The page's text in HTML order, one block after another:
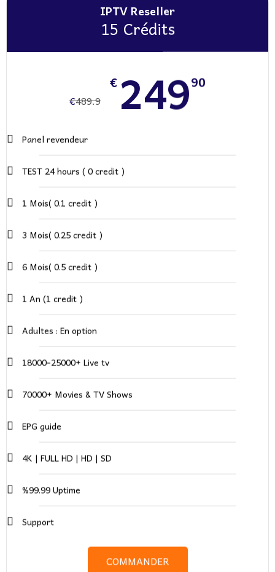
IPTV Reseller
15 Crédits
€489.9
€ 24990
Panel revendeur
TEST 24 hours ( 0 credit )
1 Mois( 0.1 credit )
3 Mois( 0.25 credit )
6 Mois( 0.5 credit )
1 An (1 credit )
Adultes : En option
18000-25000+ Live tv
70000+ Movies & TV Shows
EPG guide
4K | FULL HD | HD | SD
%99.99 Uptime
Support
COMMANDER